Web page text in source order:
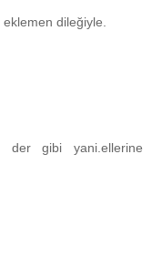
dileğiyle.
der gibi yani.ellerine